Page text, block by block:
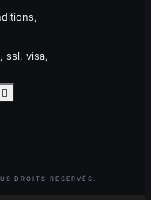
ssl, visa,
